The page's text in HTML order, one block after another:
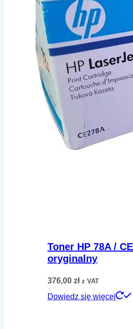
Toner HP 78A /
oryginalny
376,00 zł z VAT
Dowiedz się więcej